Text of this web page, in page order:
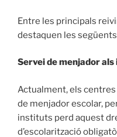
Entre les principals
destaquen les
Servei de menjador
Actualment, els
de menjador escolar,
instituts perd aquest
d’escolarització